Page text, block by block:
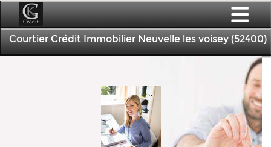
Courtier Crédit Immobilier Neuvelle les voisey (52400)